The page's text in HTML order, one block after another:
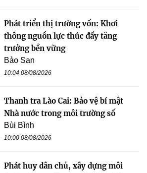
Phát triển thị trường vốn: Khơi
thông nguồn lực thúc đẩy tăng
trưởng bền vững
Bảo San
10:04 08/08/2026
Thanh tra Lào Cai: Bảo vệ bí mật
Nhà nước trong môi trường số
Bùi Bình
10:00 08/08/2026
Phát huy dân chủ, xây dựng môi